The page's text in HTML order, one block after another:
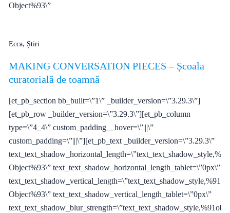
Object%93\”
Ecca, Știri
MAKING CONVERSATION PIECES – Școala
curatorială de toamnă
[et_pb_section bb_built=\”1\” _builder_version=\”3.29.3\”]
[et_pb_row _builder_version=\”3.29.3\”][et_pb_column
type=\”4_4\” custom_padding__hover=\”|||\”
custom_padding=\”|||\”][et_pb_text _builder_version=\”3.29.3\”
Object%93\” text_text_shadow_horizontal_length_tablet=\”0px\”
Object%93\” text_text_shadow_vertical_length_tablet=\”0px\”